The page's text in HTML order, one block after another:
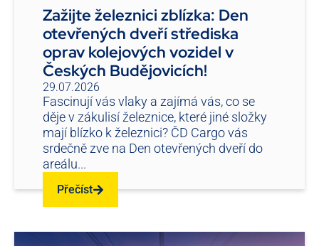
Zažijte železnici zblízka: Den
otevřených dveří střediska
oprav kolejových vozidel v
Českých Budějovicích!
29.07.2026
Fascinují vás vlaky a zajímá vás, co se
děje v zákulisí železnice, které jiné složky
mají blízko k železnici? ČD Cargo vás
srdečně zve na Den otevřených dveří do
areálu...
Přečíst